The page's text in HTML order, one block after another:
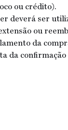
ou crédito).
deverá ser
ou
da
da